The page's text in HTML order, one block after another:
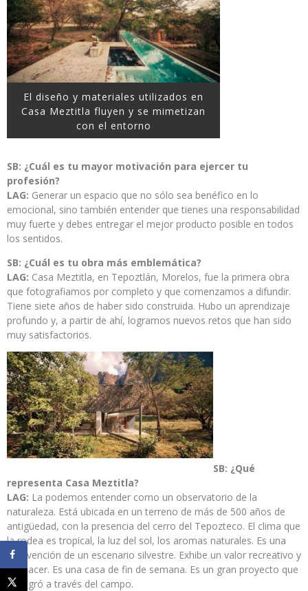
El diseño y materiales utilizados en
Casa Meztitla fluyen y se mimetizan
con el entorno
SB: ¿Cuál es tu mayor motivación para ejercer tu
profesión?
LAG: Generar un espacio que no sólo sea benéfico en lo
emocional, sino también entender que tienes una responsabilidad
muy fuerte y debes entregar el mejor producto posible en todos
los sentidos.
SB: ¿Cuál es tu obra más emblemática?
LAG: Casa Meztitla, en Tepoztlán, Morelos, fue la primera obra
que fotografiamos por completo y que comenzamos a difundir.
Tiene siete años de haber sido construida. Hubo un aprendizaje
profundo y, a partir de ahí, logramos nuevos retos que han sido
muy satisfactorios.
SB: ¿Qué
representa Casa Meztitla?
LAG: La podemos entender como un observatorio de la
naturaleza. Está ubicada en un terreno de más de 500 años de
antigüedad, con la presencia del cerro del Tepozteco. El clima que
la rodea es tropical, la luz del sol, los aromas naturales. Es una
intervención de un escenario silvestre. Exhibe un valor recreativo y
de placer. Es una casa de fin de semana. Es un gran proyecto que
se logró a través del campo.